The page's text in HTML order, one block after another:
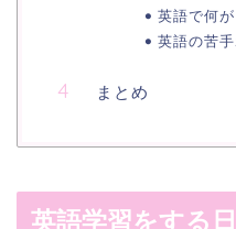
英語で何
英語の苦
まとめ
英語学習をする